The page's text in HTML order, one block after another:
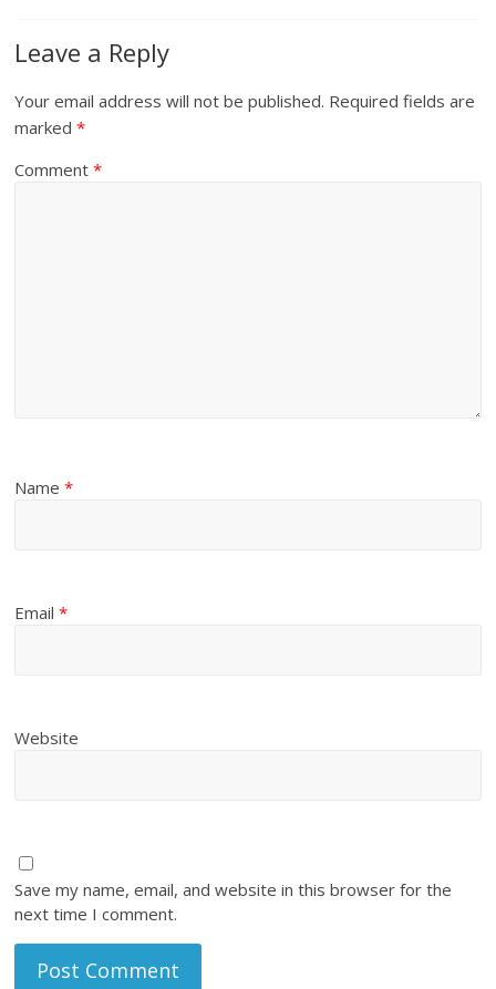
Leave a Reply
Your email address will not be published. Required fields are
marked*
Comment*
Name*
Email*
Website
Save my name, email, and website in this browser for the
next time I comment.